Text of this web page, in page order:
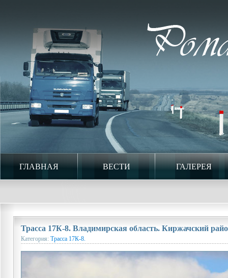
ГЛАВНАЯ ВЕСТИ ГАЛЕРЕЯ
Трасса 17К-8. Владимирская область. Киржачский
Категория: Трасса 17К-8.